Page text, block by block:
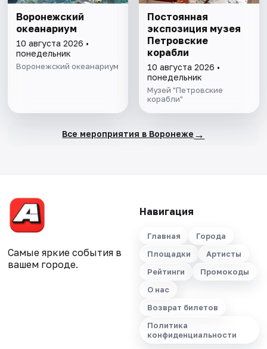
Воронежский
океанариум
10 августа 2026 •
понедельник
Воронежский океанариум
Постоянная
экспозиция музея
Петровские
корабли
10 августа 2026 •
понедельник
Музей "Петровские
корабли"
Все мероприятия в Воронеже →
Самые яркие события в
вашем городе.
Навигация
Главная
Города
Площадки
Артисты
Рейтинги
Промокоды
О нас
Возврат билетов
Политика
конфиденциальности